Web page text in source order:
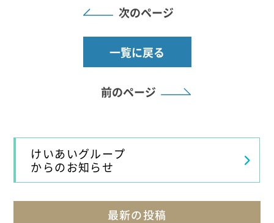
次のページ
一覧に戻る
前のページ
けいあいグループ
からのお知らせ
最新の投稿